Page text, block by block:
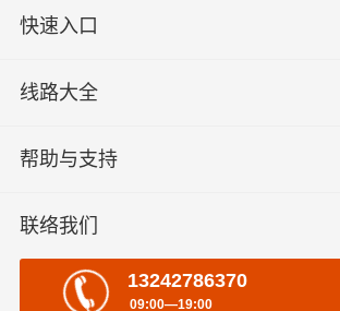
快速入口
线路大全
帮助与支持
联络我们
13242786370
09:00—19:00